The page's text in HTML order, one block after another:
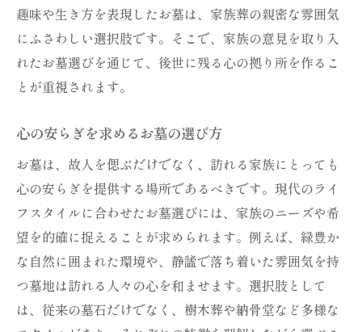
趣味や生き方を表現したお墓は、家族葬の親密な雰囲気
にふさわしい選択肢です。そこで、家族の意見を取り入
れたお墓選びを通じて、後世に残る心の拠り所を作るこ
とが重視されます。
心の安らぎを求めるお墓の選び方
お墓は、故人を偲ぶだけでなく、訪れる家族にとっても
心の安らぎを提供する場所であるべきです。現代のライ
フスタイルに合わせたお墓選びには、家族のニーズや希
望を的確に捉えることが求められます。例えば、緑豊か
な自然に囲まれた環境や、静謐で落ち着いた雰囲気を持
つ墓地は訪れる人々の心を和ませます。選択肢として
は、従来の墓石だけでなく、樹木葬や納骨堂など多様な